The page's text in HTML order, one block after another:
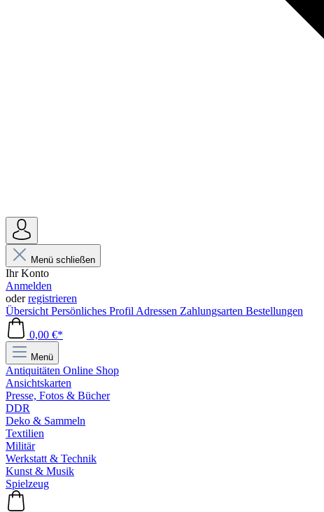
Menü schließen
Ihr Konto
Anmelden
oderregistrieren
Übersicht Persönliches Profil Adressen Zahlungsarten Bestellungen
0,00 €*
Menü
Antiquitäten Online Shop
Ansichtskarten
Presse, Fotos & Bücher
DDR
Deko & Sammeln
Textilien
Militär
Werkstatt & Technik
Kunst & Musik
Spielzeug